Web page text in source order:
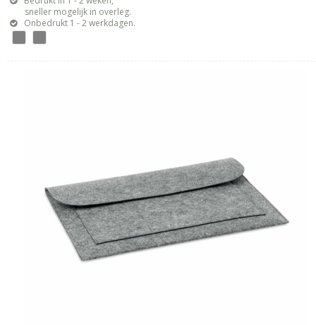
sneller mogelijk in overleg.
Onbedrukt 1 - 2 werkdagen.